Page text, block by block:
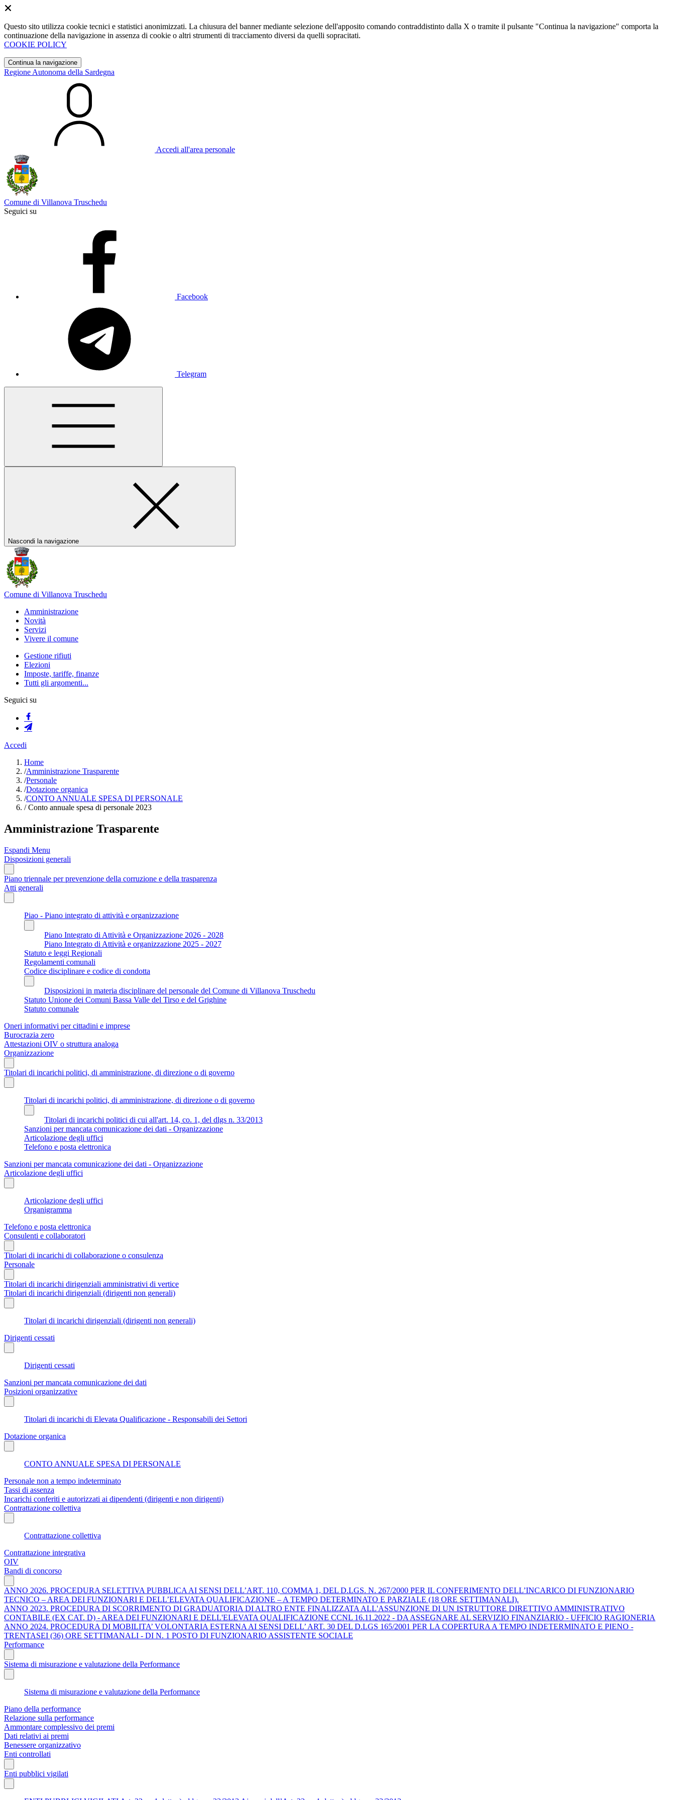
Questo sito utilizza cookie tecnici e statistici anonimizzati. La chiusura del banner mediante selezione dell'apposito comando contraddistinto dalla X o tramite il pulsante "Continua la navigazione" comporta la
continuazione della navigazione in assenza di cookie o altri strumenti di tracciamento diversi da quelli sopracitati.
COOKIE POLICY
Continua la navigazione
Regione Autonoma della Sardegna
Accedi all'area personale
Comune di Villanova Truschedu
Seguici su
Facebook
Telegram
Nascondi la navigazione
Comune di Villanova Truschedu
Amministrazione
Novità
Servizi
Vivere il comune
Gestione rifiuti
Elezioni
Imposte, tariffe, finanze
Tutti gli argomenti...
Seguici su
Accedi
Home
/Amministrazione Trasparente
/Personale
/Dotazione organica
/CONTO ANNUALE SPESA DI PERSONALE
/Conto annuale spesa di personale 2023
Amministrazione Trasparente
Espandi Menu
Disposizioni generali
Piano triennale per prevenzione della corruzione e della trasparenza
Atti generali
Piao - Piano integrato di attività e organizzazione
Piano Integrato di Attività e Organizzazione 2026 - 2028
Piano Integrato di Attività e organizzazione 2025 - 2027
Statuto e leggi Regionali
Regolamenti comunali
Codice disciplinare e codice di condotta
Disposizioni in materia disciplinare del personale del Comune di Villanova Truschedu
Statuto Unione dei Comuni Bassa Valle del Tirso e del Grighine
Statuto comunale
Oneri informativi per cittadini e imprese
Burocrazia zero
Attestazioni OIV o struttura analoga
Organizzazione
Titolari di incarichi politici, di amministrazione, di direzione o di governo
Titolari di incarichi politici, di amministrazione, di direzione o di governo
Titolari di incarichi politici di cui all'art. 14, co. 1, del dlgs n. 33/2013
Sanzioni per mancata comunicazione dei dati - Organizzazione
Articolazione degli uffici
Telefono e posta elettronica
Sanzioni per mancata comunicazione dei dati - Organizzazione
Articolazione degli uffici
Articolazione degli uffici
Organigramma
Telefono e posta elettronica
Consulenti e collaboratori
Titolari di incarichi di collaborazione o consulenza
Personale
Titolari di incarichi dirigenziali amministrativi di vertice
Titolari di incarichi dirigenziali (dirigenti non generali)
Titolari di incarichi dirigenziali (dirigenti non generali)
Dirigenti cessati
Dirigenti cessati
Sanzioni per mancata comunicazione dei dati
Posizioni organizzative
Titolari di incarichi di Elevata Qualificazione - Responsabili dei Settori
Dotazione organica
CONTO ANNUALE SPESA DI PERSONALE
Personale non a tempo indeterminato
Tassi di assenza
Incarichi conferiti e autorizzati ai dipendenti (dirigenti e non dirigenti)
Contrattazione collettiva
Contrattazione collettiva
Contrattazione integrativa
OIV
Bandi di concorso
ANNO 2026. PROCEDURA SELETTIVA PUBBLICA AI SENSI DELL’ART. 110, COMMA 1, DEL D.LGS. N. 267/2000 PER IL CONFERIMENTO DELL’INCARICO DI FUNZIONARIO
TECNICO – AREA DEI FUNZIONARI E DELL’ELEVATA QUALIFICAZIONE – A TEMPO DETERMINATO E PARZIALE (18 ORE SETTIMANALI).
ANNO 2023. PROCEDURA DI SCORRIMENTO DI GRADUATORIA DI ALTRO ENTE FINALIZZATA ALL'ASSUNZIONE DI UN ISTRUTTORE DIRETTIVO AMMINISTRATIVO
CONTABILE (EX CAT. D) - AREA DEI FUNZIONARI E DELL'ELEVATA QUALIFICAZIONE CCNL 16.11.2022 - DA ASSEGNARE AL SERVIZIO FINANZIARIO - UFFICIO RAGIONERIA
ANNO 2024. PROCEDURA DI MOBILITA’ VOLONTARIA ESTERNA AI SENSI DELL’ ART. 30 DEL D.LGS 165/2001 PER LA COPERTURA A TEMPO INDETERMINATO E PIENO -
TRENTASEI (36) ORE SETTIMANALI - DI N. 1 POSTO DI FUNZIONARIO ASSISTENTE SOCIALE
Performance
Sistema di misurazione e valutazione della Performance
Sistema di misurazione e valutazione della Performance
Piano della performance
Relazione sulla performance
Ammontare complessivo dei premi
Dati relativi ai premi
Benessere organizzativo
Enti controllati
Enti pubblici vigilati